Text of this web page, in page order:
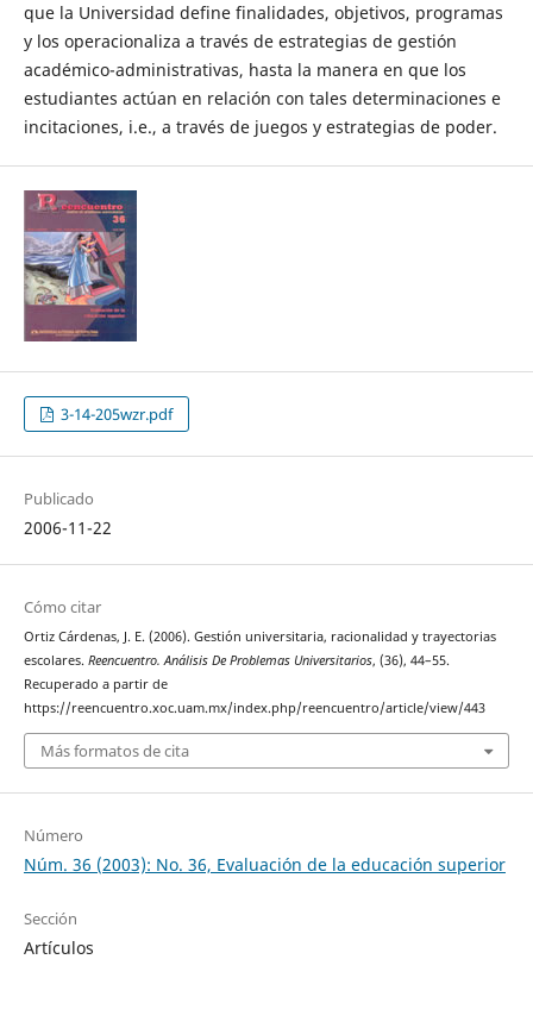
que la Universidad define finalidades, objetivos, programas
y los operacionaliza a través de estrategias de gestión
académico-administrativas, hasta la manera en que los
estudiantes actúan en relación con tales determinaciones e
incitaciones, i.e., a través de juegos y estrategias de poder.
3-14-205wzr.pdf
Publicado
2006-11-22
Cómo citar
Ortiz Cárdenas, J. E. (2006). Gestión universitaria, racionalidad y trayectorias
escolares. Reencuentro. Análisis De Problemas Universitarios, (36), 44–55.
Recuperado a partir de
https://reencuentro.xoc.uam.mx/index.php/reencuentro/article/view/443
Más formatos de cita
Número
Núm. 36 (2003): No. 36, Evaluación de la educación superior
Sección
Artículos